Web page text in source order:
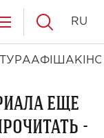
АФІША КІНО
RU
ЕЩЕ
-